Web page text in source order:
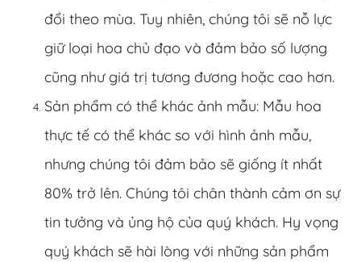
đổi theo mùa. Tuy nhiên, chúng tôi sẽ nỗ lực
giữ loại hoa chủ đạo và đảm bảo số lượng
cũng như giá trị tương đương hoặc cao hơn.
Sản phẩm có thể khác ảnh mẫu: Mẫu hoa
thực tế có thể khác so với hình ảnh mẫu,
nhưng chúng tôi đảm bảo sẽ giống ít nhất
80% trở lên. Chúng tôi chân thành cảm ơn sự
tin tưởng và ủng hộ của quý khách. Hy vọng
quý khách sẽ hài lòng với những sản phẩm